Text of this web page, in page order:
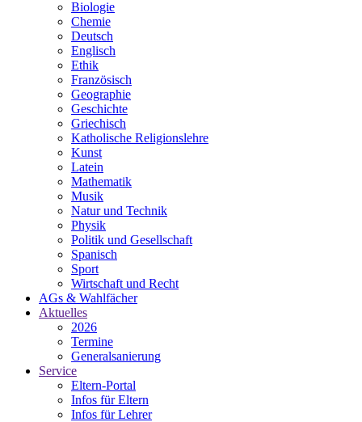
Biologie
Chemie
Deutsch
Englisch
Ethik
Französisch
Geographie
Geschichte
Griechisch
Katholische Religionslehre
Kunst
Latein
Mathematik
Musik
Natur und Technik
Physik
Politik und Gesellschaft
Spanisch
Sport
Wirtschaft und Recht
AGs & Wahlfächer
Aktuelles
2026
Termine
Generalsanierung
Service
Eltern-Portal
Infos für Eltern
Infos für Lehrer